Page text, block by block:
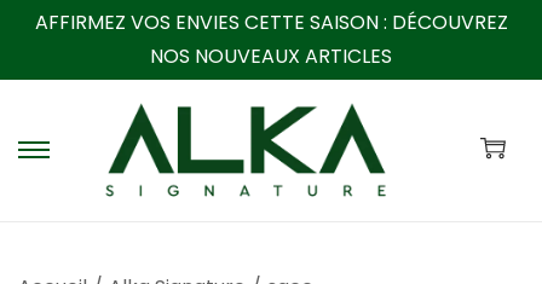
AFFIRMEZ VOS ENVIES CETTE SAISON : DÉCOUVREZ
NOS NOUVEAUX ARTICLES
P
a
P
a